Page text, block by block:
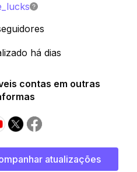
há dias
contas em outras
atualizações